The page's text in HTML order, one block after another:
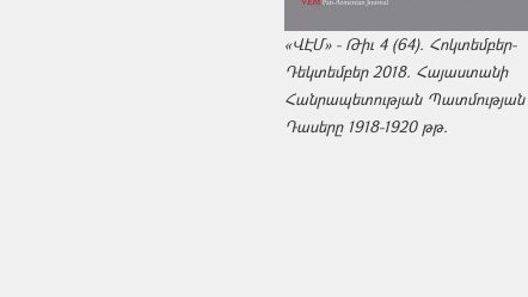
«ՎԷՄ» - Թիւ 4 (64). Հոկտեմբեր-
Դեկտեմբեր 2018. Հայաստանի
Հանրապետության Պատմության
Դասերը 1918-1920 թթ.